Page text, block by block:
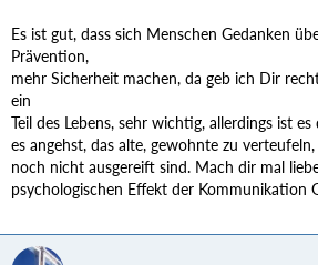
Es ist gut, dass sich Menschen Gedanken
Prävention,
mehr Sicherheit machen, da geb ich Dir
ein
Teil des Lebens, sehr wichtig, allerdings ist
es angehst, das alte, gewohnte zu
noch nicht ausgereift sind. Mach dir mal
psychologischen Effekt der Kommunikation